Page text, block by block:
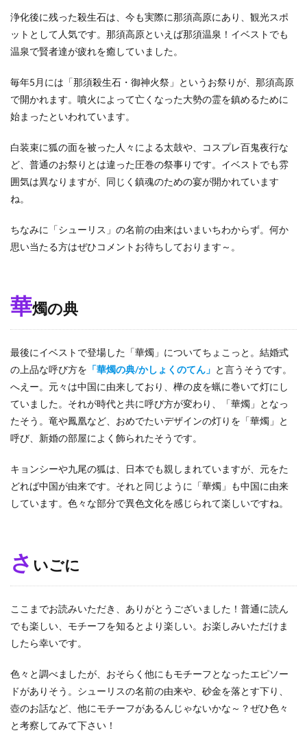
浄化後に残った殺生石は、今も実際に那須高原にあり、観光スポ
ットとして人気です。那須高原といえば那須温泉！イベストでも
温泉で賢者達が疲れを癒していました。
毎年5月には「那須殺生石・御神火祭」というお祭りが、那須高原
で開かれます。噴火によって亡くなった大勢の霊を鎮めるために
始まったといわれています。
白装束に狐の面を被った人々による太鼓や、コスプレ百鬼夜行な
ど、普通のお祭りとは違った圧巻の祭事りです。イベストでも雰
囲気は異なりますが、同じく鎮魂のための宴が開かれています
ね。
ちなみに「シューリス」の名前の由来はいまいちわからず。何か
思い当たる方はぜひコメントお待ちしております～。
華燭の典
最後にイベストで登場した「華燭」についてちょこっと。結婚式
の上品な呼び方を 「華燭の典/かしょくのてん」 と言うそうです。
へえー。元々は中国に由来しており、樺の皮を蝋に巻いて灯にし
ていました。それが時代と共に呼び方が変わり、「華燭」となっ
たそう。竜や鳳凰など、おめでたいデザインの灯りを「華燭」と
呼び、新婚の部屋によく飾られたそうです。
キョンシーや九尾の狐は、日本でも親しまれていますが、元をた
どれば中国が由来です。それと同じように「華燭」も中国に由来
しています。色々な部分で異色文化を感じられて楽しいですね。
さ いごに
ここまでお読みいただき、ありがとうございました！普通に読ん
でも楽しい、モチーフを知るとより楽しい。お楽しみいただけま
したら幸いです。
色々と調べましたが、おそらく他にもモチーフとなったエピソー
ドがありそう。シューリスの名前の由来や、砂金を落とす下り、
壺のお話など、他にモチーフがあるんじゃないかな～？ぜひ色々
と考察してみて下さい！